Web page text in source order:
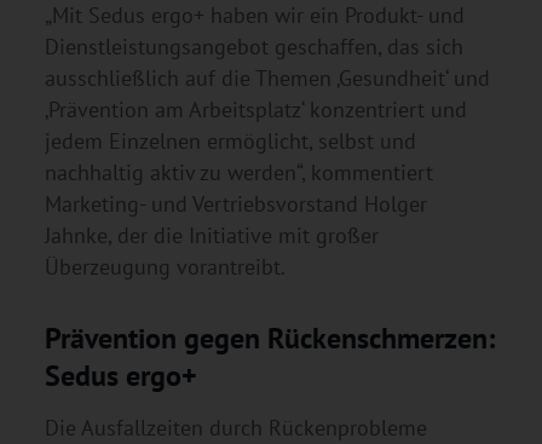
„Mit Sedus ergo+ haben wir ein Produkt- und
Dienstleistungsangebot geschaffen, das sich
ausschließlich auf die Themen ‚Gesundheit‘ und
‚Prävention am Arbeitsplatz‘ konzentriert und
jedem Einzelnen ermöglicht, selbst und
nachhaltig aktiv zu werden“, kommentiert
Marketing- und Vertriebsvorstand Holger
Jahnke, der die Initiative mit großer
Überzeugung vorantreibt.
Prävention gegen Rückenschmerzen:
Sedus ergo+
Die Ausfallzeiten durch Rückenprobleme